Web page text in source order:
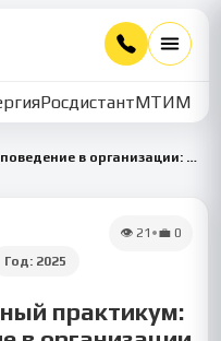
РосдистантМТИММУ
Групповое поведение в организации: ситуационный практикум
Год: 2025
👁 21 •💼 0
практикум: